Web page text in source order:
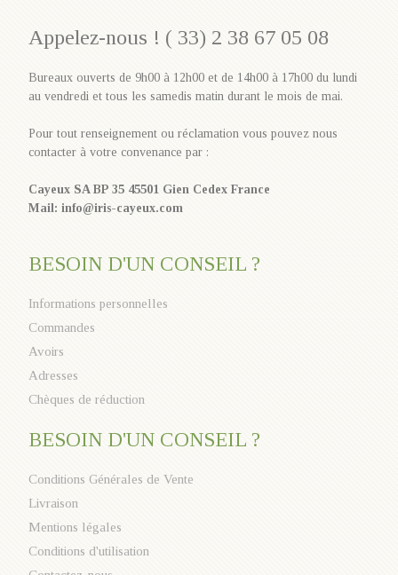
Appelez-nous ! ( 33) 2 38 67 05 08
Bureaux ouverts de 9h00 à 12h00 et de 14h00 à 17h00 du lundi
au vendredi et tous les samedis matin durant le mois de mai.
Pour tout renseignement ou réclamation vous pouvez nous
contacter à votre convenance par :
Cayeux SA BP 35 45501 Gien Cedex France
Mail: info@iris-cayeux.com
BESOIN D'UN CONSEIL ?
Informations personnelles
Commandes
Avoirs
Adresses
Chèques de réduction
BESOIN D'UN CONSEIL ?
Conditions Générales de Vente
Livraison
Mentions légales
Conditions d'utilisation